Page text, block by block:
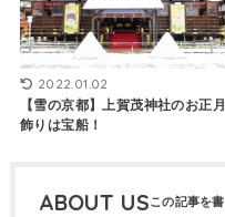
2022.01.02
【雪の京都】上賀茂神社のお正月
飾りは宝船！
ABOUT US